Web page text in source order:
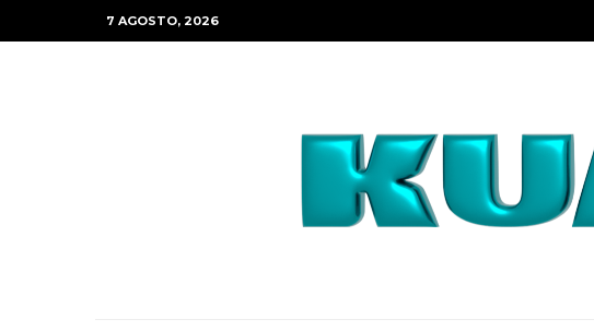
7 AGOSTO, 2026